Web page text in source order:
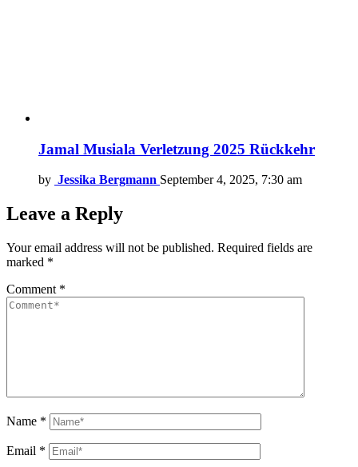
Jamal Musiala Verletzung 2025 Rückkehr
by Jessika Bergmann September 4, 2025, 7:30 am
Leave a Reply
Your email address will not be published. Required fields are
marked *
Comment *
Name *
Email *